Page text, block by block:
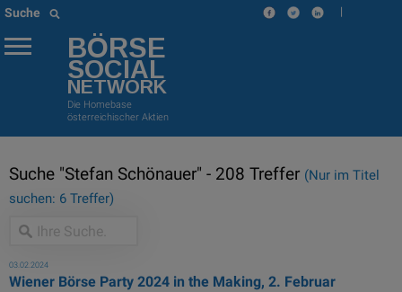
Suche |
BÖRSE
SOCIAL
NETWORK
Die Homebase
österreichischer Aktien
Suche "Stefan Schönauer" - 208 Treffer (Nur im Titel
suchen: 6 Treffer)
03.02.2024
Wiener Börse Party 2024 in the Making, 2. Februar